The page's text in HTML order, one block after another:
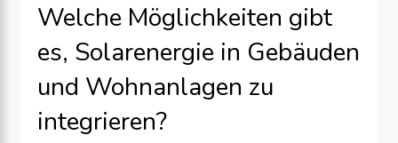
Welche Möglichkeiten gibt
es, Solarenergie in Gebäuden
und Wohnanlagen zu
integrieren?